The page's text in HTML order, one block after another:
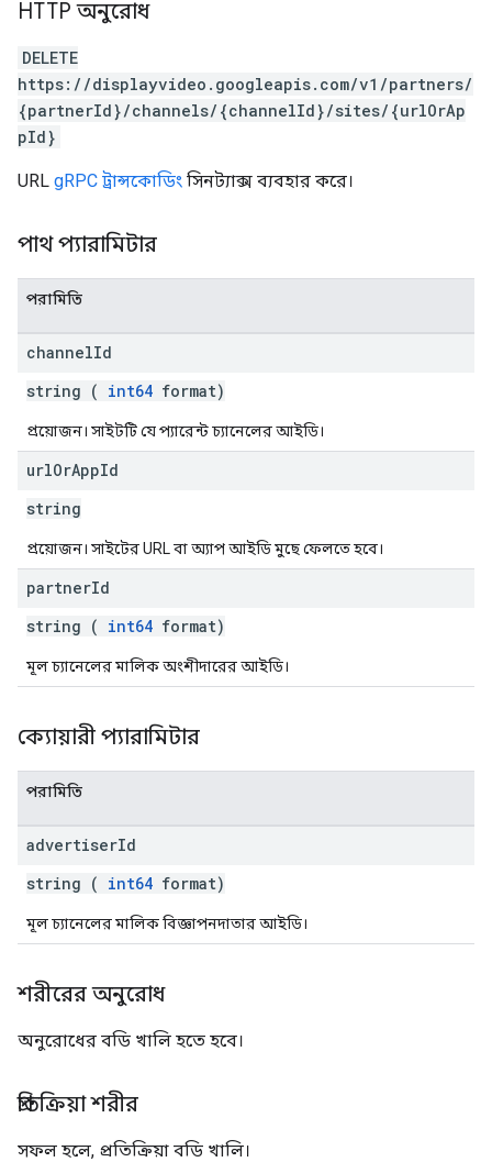
HTTP অনুরোধ
DELETE
https://displayvideo.googleapis.com/v1/partners/
{partnerId}/channels/{channelId}/sites/{urlOrAp
pId}
URL gRPC ট্রান্সকোডিং সিনট্যাক্স ব্যবহার করে।
পাথ প্যারামিটার
পরামিতি
channelId
string ( int64 format)
প্রয়োজন। সাইটটি যে প্যারেন্ট চ্যানেলের আইডি।
urlOrAppId
string
প্রয়োজন। সাইটের URL বা অ্যাপ আইডি মুছে ফেলতে হবে।
partnerId
string ( int64 format)
মূল চ্যানেলের মালিক অংশীদারের আইডি।
ক্যোয়ারী প্যারামিটার
পরামিতি
advertiserId
string ( int64 format)
মূল চ্যানেলের মালিক বিজ্ঞাপনদাতার আইডি।
শরীরের অনুরোধ
অনুরোধের বডি খালি হতে হবে।
প্রতিক্রিয়া শরীর
সফল হলে, প্রতিক্রিয়া বডি খালি।